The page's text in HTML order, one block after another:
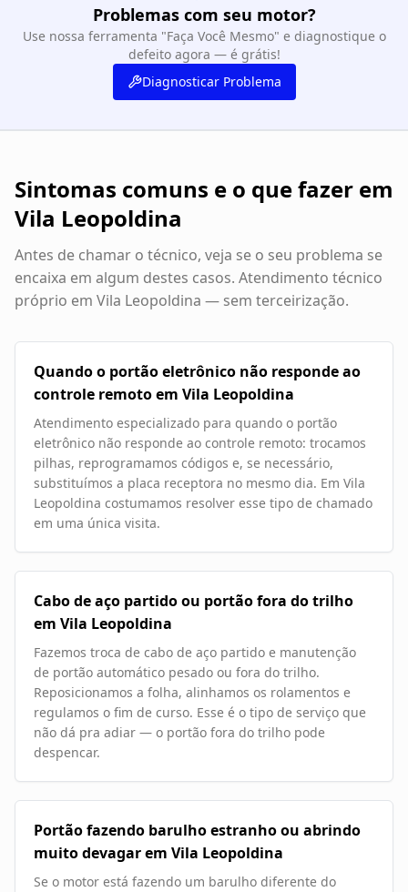
Problemas com seu motor?
Use nossa ferramenta "Faça Você Mesmo" e diagnostique o
defeito agora — é grátis!
Diagnosticar Problema
Sintomas comuns e o que fazer em
Vila Leopoldina
Antes de chamar o técnico, veja se o seu problema se
encaixa em algum destes casos. Atendimento técnico
próprio em Vila Leopoldina — sem terceirização.
Quando o portão eletrônico não responde ao
controle remoto em Vila Leopoldina
Atendimento especializado para quando o portão
eletrônico não responde ao controle remoto: trocamos
pilhas, reprogramamos códigos e, se necessário,
substituímos a placa receptora no mesmo dia. Em Vila
Leopoldina costumamos resolver esse tipo de chamado
em uma única visita.
Cabo de aço partido ou portão fora do trilho
em Vila Leopoldina
Fazemos troca de cabo de aço partido e manutenção
de portão automático pesado ou fora do trilho.
Reposicionamos a folha, alinhamos os rolamentos e
regulamos o fim de curso. Esse é o tipo de serviço que
não dá pra adiar — o portão fora do trilho pode
despencar.
Portão fazendo barulho estranho ou abrindo
muito devagar em Vila Leopoldina
Se o motor está fazendo um barulho diferente do